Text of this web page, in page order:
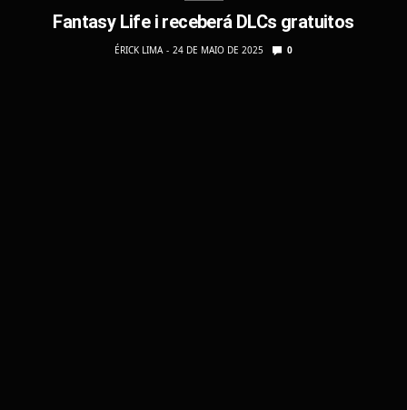
Fantasy Life i receberá DLCs gratuitos
ÉRICK LIMA 24 DE MAIO DE 2025 0